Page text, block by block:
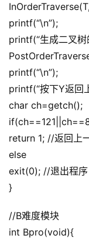
printf(“\n”);
printf(“生成二叉
printf(“\n”);
printf(“按下Y返回
char ch=getch();
return 1; //返回上
else
exit(0); //退出程序
}
//B难度模块
int Bpro(void){